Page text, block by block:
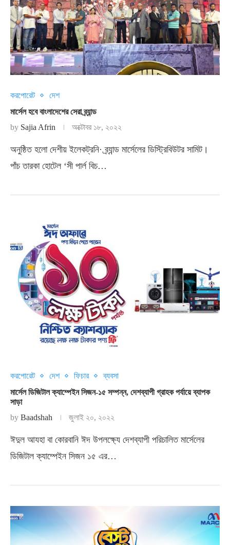
করপোরেট
দেশ
মার্সেল হবে বাংলাদেশের সেরা ব্র্যান্ড
by Sajia Afrin অক্টোবর ১৮, ২০২২
অনুষ্ঠিত হলো দেশীয় ইলেকট্রনি· ব্র্যান্ড মার্সেলের ডিস্ট্রিবিউটর সামিট।
পাঁচ তারকা হোটেল ‘সী পার্ল বিচ…
করপোরেট দেশ ফিচার
ব্যবসা
মার্সেল ডিজিটাল ক্যাম্পেইন সিজন-১৫ সম্পন্ন, দেশব্যাপী গ্রাহক পর্যায়ে ব্যাপক
সাড়া
by Baadshah জুলাই ২০, ২০২২
ঈদুল আযহা বা কোরবানি ঈদ উপলক্ষ্যে দেশব্যাপী পরিচালিত মার্সেলের
ডিজিটাল ক্যাম্পেইন সিজন ১৫ এর…